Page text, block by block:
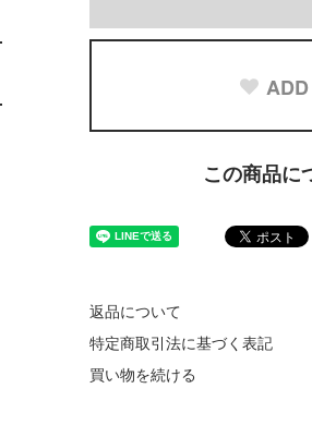
この商品に
返品について
特定商取引法に基づく表記
買い物を続ける